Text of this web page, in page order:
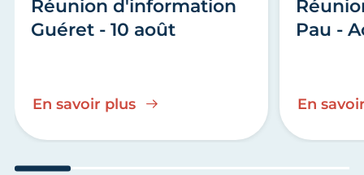
Réunion d'information
Guéret - 10 août
En savoir plus
Pau -
En